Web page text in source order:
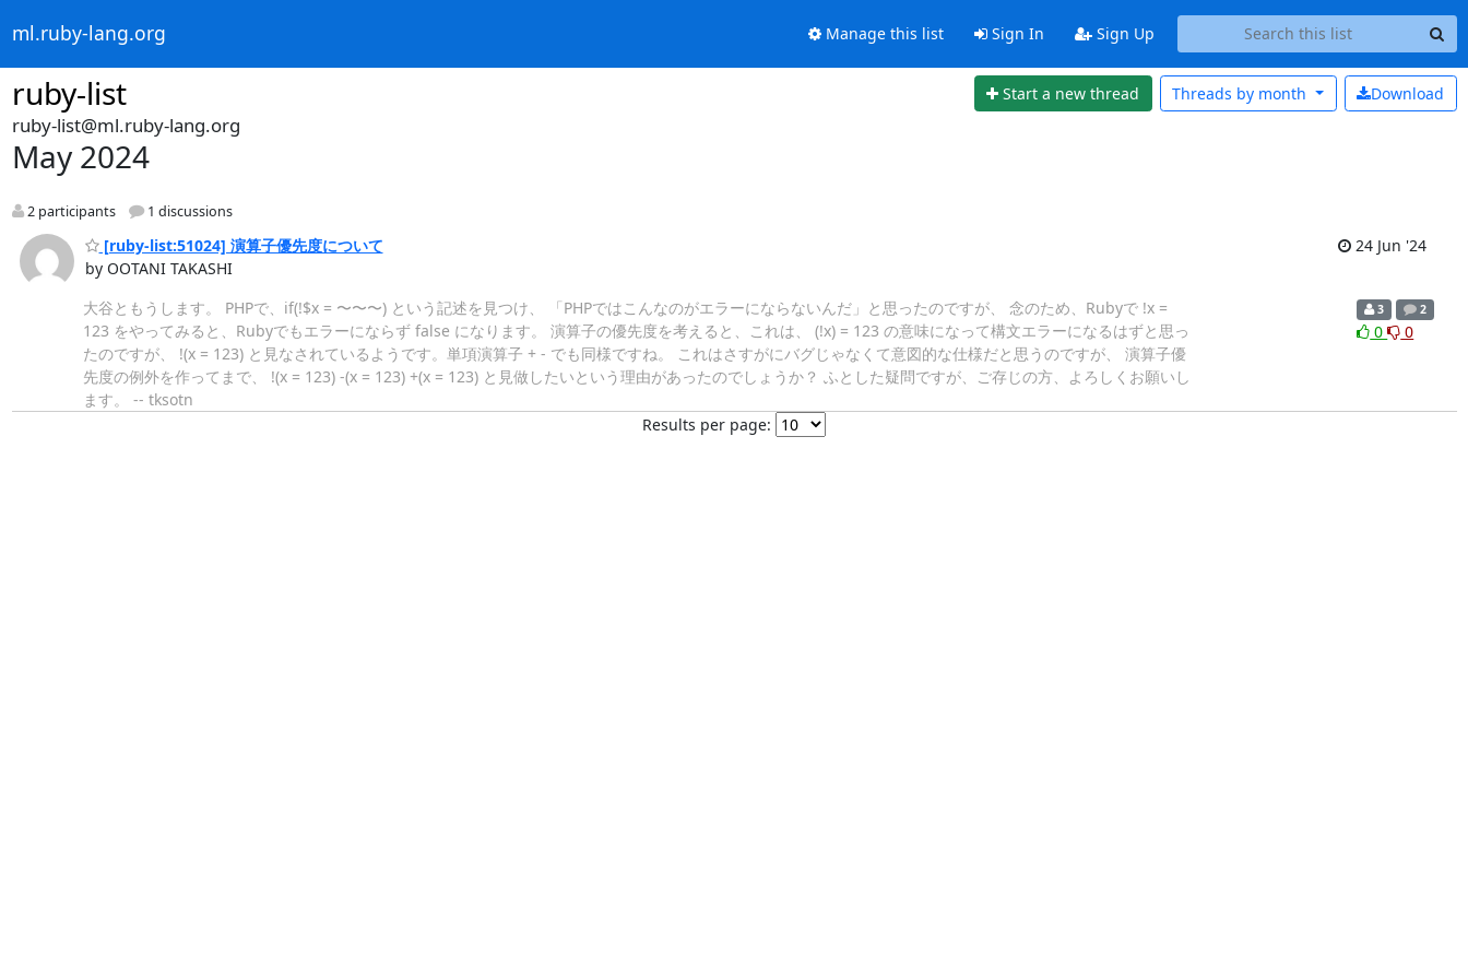
ml.ruby-lang.org Manage this list Sign In Sign Up
ruby-list Start a new thread Download
Threads by month
ruby-list@ml.ruby-lang.org
May 2024
2 participants 1 discussions
[ruby-list:51024] 演算子優先度について
by OOTANI TAKASHI
24 Jun '24
大谷ともうします。 PHPで、if(!$x = 〜〜〜) という記述を見つけ、 「PHPではこんなのがエラーにならないんだ」と思ったのですが、 念のため、Rubyで !x =
123 をやってみると、Rubyでもエラーにならず false になります。 演算子の優先度を考えると、これは、 (!x) = 123 の意味になって構文エラーになるはずと思っ
たのですが、 !(x = 123) と見なされているようです。単項演算子 + - でも同様ですね。 これはさすがにバグじゃなくて意図的な仕様だと思うのですが、 演算子優
先度の例外を作ってまで、 !(x = 123) -(x = 123) +(x = 123) と見做したいという理由があったのでしょうか？ ふとした疑問ですが、ご存じの方、よろしくお願いし
ます。 -- tksotn
3 2
0 0
Results per page: